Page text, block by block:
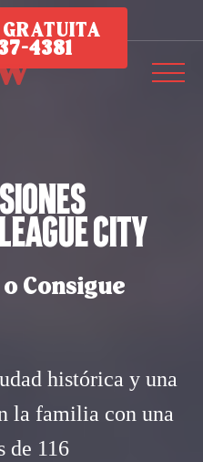
4381
City
Consigue
histórica y una
la familia con una
de 116